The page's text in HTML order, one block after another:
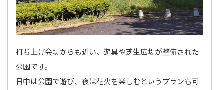
打ち上げ会場からも近い、遊具や芝生広場が整備された
公園です。
日中は公園で遊び、夜は花火を楽しむというプランも可